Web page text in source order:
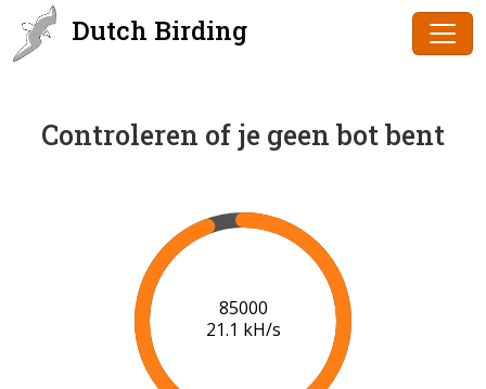
Dutch Birding
Controleren of je geen bot bent
86000
21.1 kH/s